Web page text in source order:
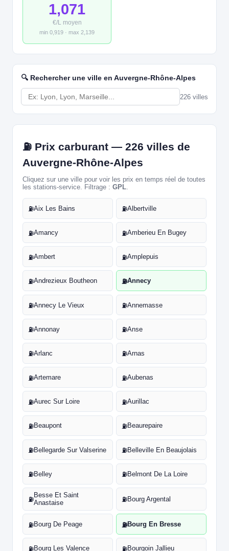
1,071
€/L moyen
min 0,919 · max 2,139
🔍 Rechercher une ville en Auvergne-Rhône-Alpes
226 villes
⛽ Prix carburant — 226 villes de
Auvergne-Rhône-Alpes
Cliquez sur une ville pour voir les prix en temps réel de toutes
les stations-service. Filtrage :GPL
⛽Aix Les Bains ⛽Albertville
⛽Amancy ⛽Amberieu En Bugey
⛽Ambert ⛽Amplepuis
⛽Andrezieux Boutheon ⛽Annecy
⛽Annecy Le Vieux ⛽Annemasse
⛽Annonay ⛽Anse
⛽Arlanc ⛽Arnas
⛽Artemare ⛽Aubenas
⛽Aurec Sur Loire ⛽Aurillac
⛽Beaupont ⛽Beaurepaire
⛽Bellegarde Sur Valserine ⛽Belleville En Beaujolais
⛽Belley ⛽Belmont De La Loire
⛽
Besse Et Saint
Anastaise
⛽Bourg Argental
⛽Bourg De Peage ⛽Bourg En Bresse
⛽Bourg Les Valence ⛽Bourgoin Jallieu